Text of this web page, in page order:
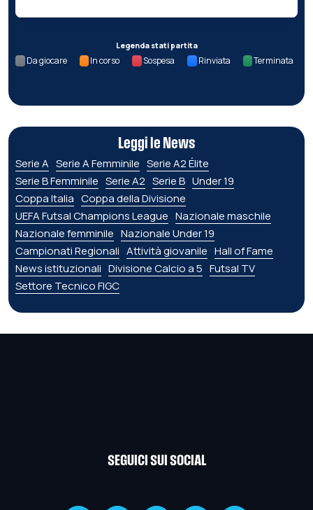
Legenda stati partita
Da giocare In corso Sospesa Rinviata Terminata
Leggi le News
Serie A Serie A Femminile Serie A2 Élite
Serie B Femminile Serie A2 Serie B Under 19
Coppa Italia Coppa della Divisione
UEFA Futsal Champions League Nazionale maschile
Nazionale femminile Nazionale Under 19
Campionati Regionali Attività giovanile Hall of Fame
News istituzionali Divisione Calcio a 5 Futsal TV
Settore Tecnico FIGC
SEGUICI SUI SOCIAL